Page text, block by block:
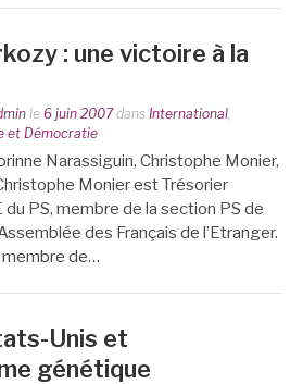
: une victoire à la
le 6 juin 2007dans International
et Démocratie
Narassiguin, Christophe Monier,
Monier est Trésorier
du PS, membre de la section PS de
des Français de l’Etranger.
membre de…
Unis et
génétique